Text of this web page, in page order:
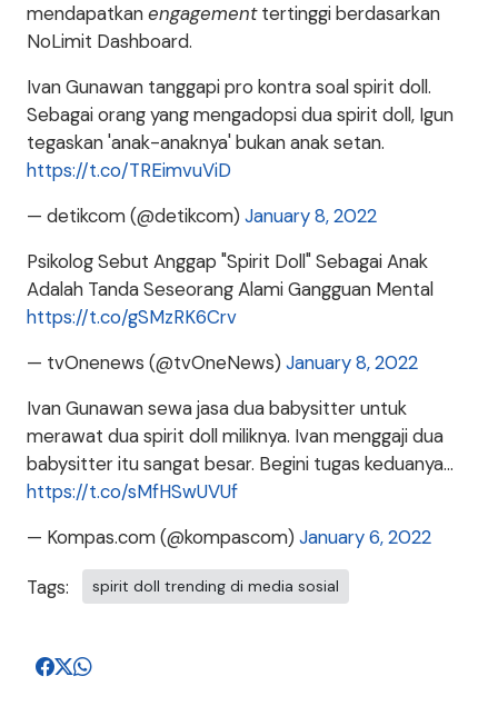
mendapatkanengagementtertinggi berdasarkan
NoLimit Dashboard.
Ivan Gunawan tanggapi pro kontra soal spirit doll.
Sebagai orang yang mengadopsi dua spirit doll, Igun
tegaskan 'anak-anaknya' bukan anak setan.
https://t.co/TREimvuViD
— detikcom (@detikcom) January 8, 2022
Psikolog Sebut Anggap "Spirit Doll" Sebagai Anak
Adalah Tanda Seseorang Alami Gangguan Mental
https://t.co/gSMzRK6Crv
— tvOnenews (@tvOneNews) January 8, 2022
Ivan Gunawan sewa jasa dua babysitter untuk
merawat dua spirit doll miliknya. Ivan menggaji dua
babysitter itu sangat besar. Begini tugas keduanya…
https://t.co/sMfHSwUVUf
— Kompas.com (@kompascom) January 6, 2022
Tags: spirit doll trending di media sosial